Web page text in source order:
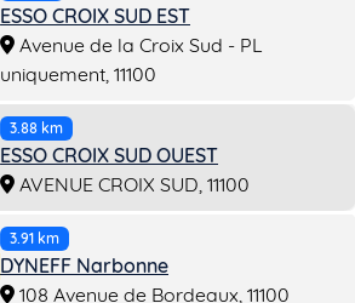
ESSO CROIX SUD EST
Avenue de la Croix Sud - PL
uniquement, 11100
3.88 km
ESSO CROIX SUD OUEST
AVENUE CROIX SUD, 11100
3.91 km
DYNEFF Narbonne
108 Avenue de Bordeaux, 11100